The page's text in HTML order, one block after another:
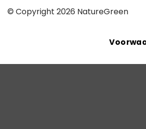
© Copyright 2026 NatureGreen